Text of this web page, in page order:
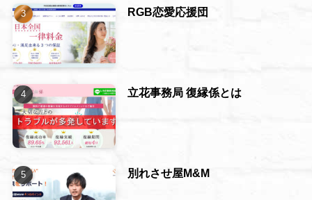
RGB恋愛応援団
立花事務局 復縁係とは
別れさせ屋M&M